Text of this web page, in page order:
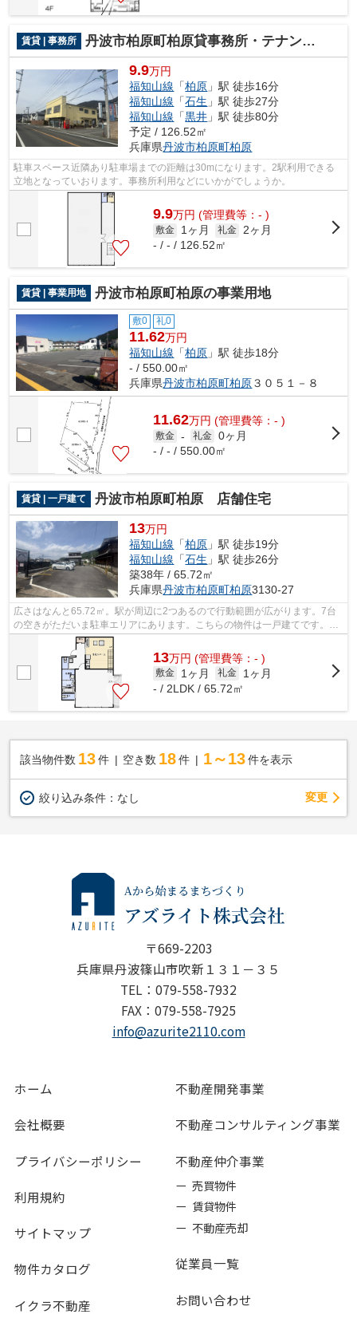
賃貸 | 事務所 丹波市柏原町柏原貸事務所・テナント
9.9万円
福知山線 「柏原 」駅 徒歩16分
福知山線 「石生 」駅 徒歩27分
福知山線 「黒井 」駅 徒歩80分
予定 / 126.52㎡
兵庫県丹波市柏原町柏原
駐車スペース近隣あり駐車場までの距離は30mになります。2駅利用できる
立地となっていおります。事務所利用などにいかがでしょうか。
9.9万円 (管理費等：- )
敷金 1ヶ月 礼金
2ヶ月
- / - / 126.52㎡
賃貸 | 事業用地 丹波市柏原町柏原の事業用地
敷0 礼0
11.62万円
福知山線 「柏原 」駅 徒歩18分
- / 550.00㎡
兵庫県丹波市柏原町柏原３０５１－８
11.62万円 (管理費等：- )
敷金 - 礼金 0ヶ月
- / - / 550.00㎡
賃貸 | 一戸建て 丹波市柏原町柏原 店舗住宅
13万円
福知山線 「柏原 」駅 徒歩19分
福知山線 「石生 」駅 徒歩26分
築38年 / 65.72㎡
兵庫県丹波市柏原町柏原3130-27
広さはなんと65.72㎡。駅が周辺に2つあるので行動範囲が広がります。7台
の空きがただいま駐車エリアにあります。こちらの物件は一戸建てです。当
社が住まい選びのお手伝いをします。安...
13万円 (管理費等：- )
敷金 1ヶ月 礼金
1ヶ月
- / 2LDK / 65.72㎡
該当物件数 13件 空き数 18 件 1～13 件を表示
絞り込み条件： なし 変更
〒669-2203
兵庫県丹波篠山市吹新１３１－３５
TEL：079-558-7932
FAX：079-558-7925
info@azurite2110.com
ホーム
会社概要
プライバシーポリシー
利用規約
サイトマップ
物件カタログ
イクラ不動産
不動産開発事業
不動産コンサルティング事業
不動産仲介事業
ー 売買物件
ー 賃貸物件
ー 不動産売却
従業員一覧
お問い合わせ